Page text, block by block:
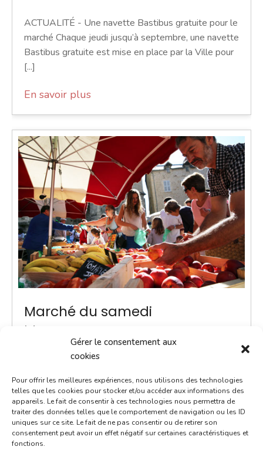
Gérer le consentement aux
cookies
Pour offrir les meilleures expériences, nous utilisons des technologies
telles que les cookies pour stocker et/ou accéder aux informations des
appareils. Le fait de consentir à ces technologies nous permettra de
traiter des données telles que le comportement de navigation ou les ID
uniques sur ce site. Le fait de ne pas consentir ou de retirer son
consentement peut avoir un effet négatif sur certaines caractéristiques et
fonctions.
ACTUALITÉ - Une navette Bastibus gratuite pour le
marché Chaque jeudi jusqu’à septembre, une navette
Bastibus gratuite est mise en place par la Ville pour
[...]
En savoir plus
Marché du samedi
9h00 - 12h00
Marchés
Instauré en 2020, le marché du samedi est le
rendez-vous incontournable du week-end. Voilà un